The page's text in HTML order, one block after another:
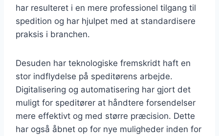
har resulteret i en mere professionel tilgang til
spedition og har hjulpet med at standardisere
praksis i branchen.
Desuden har teknologiske fremskridt haft en
stor indflydelse på speditørens arbejde.
Digitalisering og automatisering har gjort det
muligt for speditører at håndtere forsendelser
mere effektivt og med større præcision. Dette
har også åbnet op for nye muligheder inden for